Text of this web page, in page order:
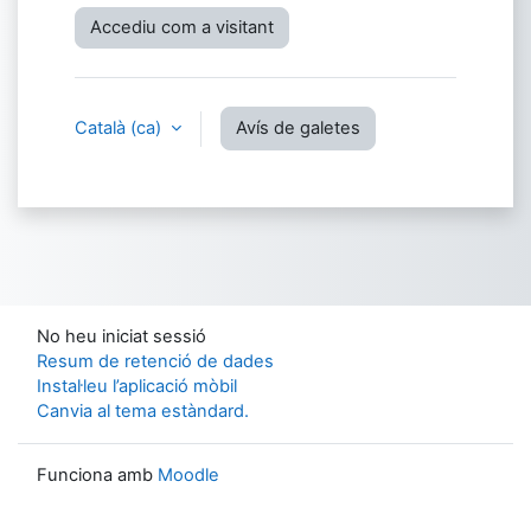
Accediu com a visitant
Català ‎(ca)‎ Avís de galetes
No heu iniciat sessió
Resum de retenció de dades
Instal·leu l’aplicació mòbil
Canvia al tema estàndard.
Funciona amb Moodle